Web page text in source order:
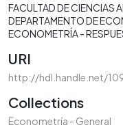
FACULTAD DE CIENCIAS
DEPARTAMENTO DE
ECONOMETRÍA -
URI
http://hdl.handle.net/
Collections
Econometría - General